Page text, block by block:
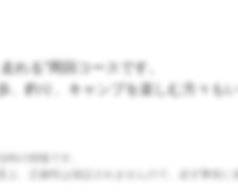
れる”周回コースです。
釣り、キャンプを楽しむ方々もい
の情報です。
、正確性は保証されませんので、必ず事前に各